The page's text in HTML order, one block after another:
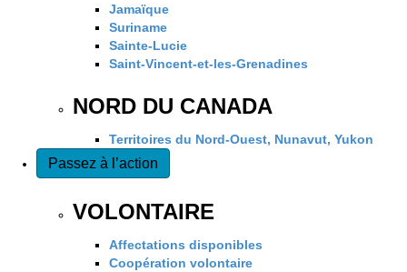
Jamaïque
Suriname
Sainte-Lucie
Saint-Vincent-et-les-Grenadines
NORD DU CANADA
Territoires du Nord-Ouest, Nunavut, Yukon
Passez à l’action
VOLONTAIRE
Affectations disponibles
Coopération volontaire